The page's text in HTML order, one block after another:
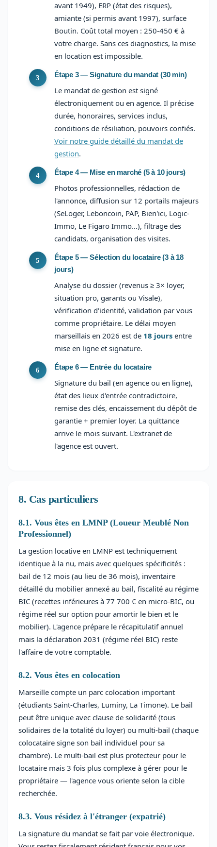
avant 1949), ERP (état des risques),
amiante (si permis avant 1997), surface
Boutin. Coût total moyen : 250-450 € à
votre charge. Sans ces diagnostics, la mise
en location est impossible.
Étape 3 — Signature du mandat (30 min)
Le mandat de gestion est signé
électroniquement ou en agence. Il précise
durée, honoraires, services inclus,
conditions de résiliation, pouvoirs confiés.
Voir notre guide détaillé du mandat de
gestion.
Étape 4 — Mise en marché (5 à 10 jours)
Photos professionnelles, rédaction de
l'annonce, diffusion sur 12 portails majeurs
(SeLoger, Leboncoin, PAP, Bien'ici, Logic-
Immo, Le Figaro Immo…), filtrage des
candidats, organisation des visites.
Étape 5 — Sélection du locataire (3 à 18
jours)
Analyse du dossier (revenus ≥ 3× loyer,
situation pro, garants ou Visale),
vérification d'identité, validation par vous
comme propriétaire. Le délai moyen
marseillais en 2026 est de 18 jours entre
mise en ligne et signature.
Étape 6 — Entrée du locataire
Signature du bail (en agence ou en ligne),
état des lieux d'entrée contradictoire,
remise des clés, encaissement du dépôt de
garantie + premier loyer. La quittance
arrive le mois suivant. L'extranet de
l'agence est ouvert.
8. Cas particuliers
8.1. Vous êtes en LMNP (Loueur Meublé Non
Professionnel)
La gestion locative en LMNP est techniquement
identique à la nu, mais avec quelques spécificités :
bail de 12 mois (au lieu de 36 mois), inventaire
détaillé du mobilier annexé au bail, fiscalité au régime
BIC (recettes inférieures à 77 700 € en micro-BIC, ou
régime réel sur option pour amortir le bien et le
mobilier). L'agence prépare le récapitulatif annuel
mais la déclaration 2031 (régime réel BIC) reste
l'affaire de votre comptable.
8.2. Vous êtes en colocation
Marseille compte un parc colocation important
(étudiants Saint-Charles, Luminy, La Timone). Le bail
peut être unique avec clause de solidarité (tous
solidaires de la totalité du loyer) ou multi-bail (chaque
colocataire signe son bail individuel pour sa
chambre). Le multi-bail est plus protecteur pour le
locataire mais 3 fois plus complexe à gérer pour le
propriétaire — l'agence vous oriente selon la cible
recherchée.
8.3. Vous résidez à l'étranger (expatrié)
La signature du mandat se fait par voie électronique.